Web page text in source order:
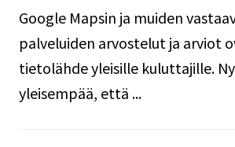
Google Mapsin ja muiden
palveluiden arvostelut ja arviot
tietolähde yleisille kuluttajille.
yleisempää, että ...